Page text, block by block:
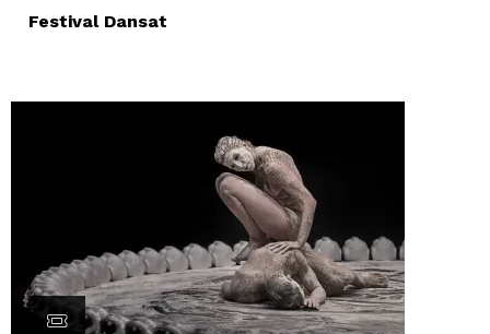
Festival Dansat